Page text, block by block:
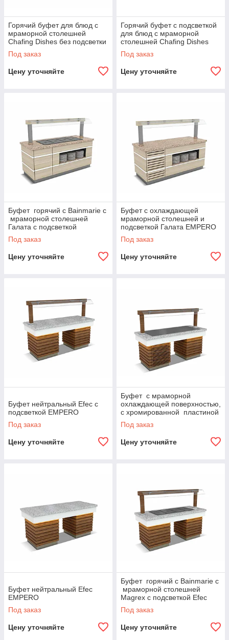
Горячий буфет для блюд с
мраморной столешней
Chafing Dishes без подсветки
EMPERO
Под заказ
Цену уточняйте
Горячий буфет с подсветкой
для блюд с мраморной
столешней Chafing Dishes
EMPERO
Под заказ
Цену уточняйте
Буфет горячий с Bainmarie c
мраморной столешней
Галата с подсветкой
EMPERO
Под заказ
Цену уточняйте
Буфет с охлаждающей
мраморной столешней и
подсветкой Галата EMPERO
Под заказ
Цену уточняйте
Буфет нейтральный Efec с
подсветкой EMPERO
Под заказ
Цену уточняйте
Буфет с мраморной
охлаждающей поверхностью,
с хромированной пластиной
и подсветкой Efec EMPERO
Под заказ
Цену уточняйте
Буфет нейтральный Efec
EMPERO
Под заказ
Цену уточняйте
Буфет горячий с Bainmarie c
мраморной столешней
Magrex с подсветкой Efec
EMPERO
Под заказ
Цену уточняйте